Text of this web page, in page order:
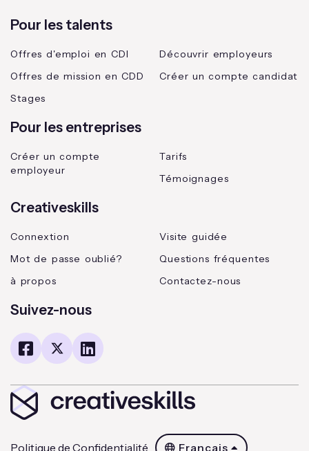
Pour les talents
Offres d'emploi en CDI
Offres de mission en CDD
Stages
Découvrir employeurs
Créer un compte candidat
Pour les entreprises
Créer un compte
employeur
Tarifs
Témoignages
Creativeskills
Connextion
Mot de passe oublié?
à propos
Visite guidée
Questions fréquentes
Contactez-nous
Suivez-nous
Politique de Confidentialité Français